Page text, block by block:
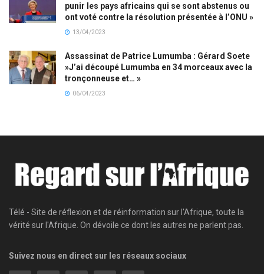
punir les pays africains qui se sont abstenus ou
ont voté contre la résolution présentée à l’ONU »
13/04/2023
Assassinat de Patrice Lumumba : Gérard Soete
»J’ai découpé Lumumba en 34 morceaux avec la
tronçonneuse et… »
06/04/2023
Télé - Site de réflexion et de réinformation sur l'Afrique, toute la
vérité sur l'Afrique. On dévoile ce dont les autres ne parlent pas.
Suivez nous en direct sur les réseaux sociaux